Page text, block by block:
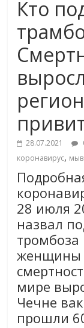
Кто
28.07.2021
коронавирус,
28 июля
назвал
тромбоза
женщины
мире
Чечне
прошли